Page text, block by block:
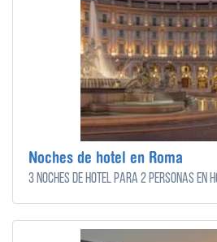
Noches de hotel en Roma
3 noches de hotel para 2 personas en